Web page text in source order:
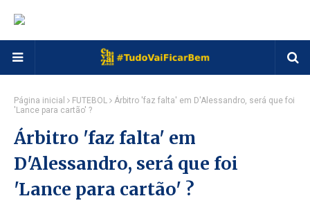
Página inicial FUTEBOL
Árbitro 'faz falta' em D'Alessandro, será que foi
'Lance para cartão' ?
Árbitro 'faz falta' em
D'Alessandro, será que foi
'Lance para cartão' ?